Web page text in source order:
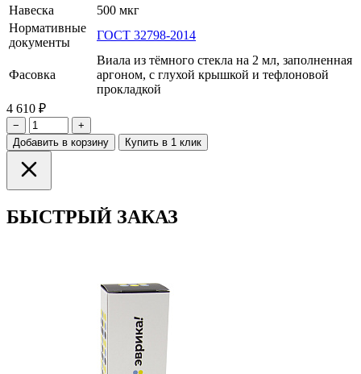
Навеска
500 мкг
Нормативные
документы
ГОСТ 32798-2014
Фасовка
Виала из тёмного стекла на 2 мл, заполненная
аргоном, с глухой крышкой и тефлоновой
прокладкой
4 610 ₽
−
+
Добавить в корзину
Купить в 1 клик
БЫСТРЫЙ ЗАКАЗ